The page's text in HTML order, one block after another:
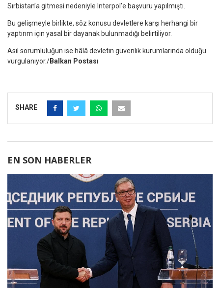
Sırbistan’a gitmesi nedeniyle Interpol’e başvuru yapılmıştı.
Bu gelişmeyle birlikte, söz konusu devletlere karşı herhangi bir
yaptırım için yasal bir dayanak bulunmadığı belirtiliyor.
Asıl sorumluluğun ise hâlâ devletin güvenlik kurumlarında olduğu
vurgulanıyor./Balkan Postası
SHARE
EN SON HABERLER